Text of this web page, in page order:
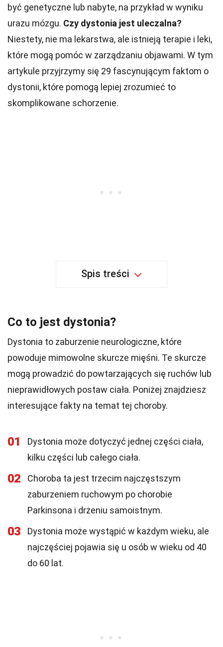
być genetyczne lub nabyte, na przykład w wyniku
urazu mózgu. Czy dystonia jest uleczalna?
Niestety, nie ma lekarstwa, ale istnieją terapie i leki,
które mogą pomóc w zarządzaniu objawami. W tym
artykule przyjrzymy się 29 fascynującym faktom o
dystonii, które pomogą lepiej zrozumieć to
skomplikowane schorzenie.
Spis treści
Co to jest dystonia?
Dystonia to zaburzenie neurologiczne, które
powoduje mimowolne skurcze mięśni. Te skurcze
mogą prowadzić do powtarzających się ruchów lub
nieprawidłowych postaw ciała. Poniżej znajdziesz
interesujące fakty na temat tej choroby.
01
Dystonia może dotyczyć jednej części ciała,
kilku części lub całego ciała.
02
Choroba ta jest trzecim najczęstszym
zaburzeniem ruchowym po chorobie
Parkinsona i drżeniu samoistnym.
03
Dystonia może wystąpić w każdym wieku, ale
najczęściej pojawia się u osób w wieku od 40
do 60 lat.